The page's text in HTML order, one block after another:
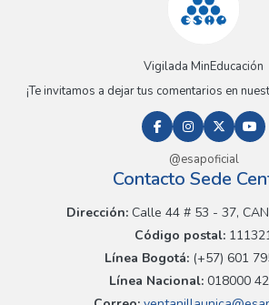
Vigilada MinEducación
¡Te invitamos a dejar tus comentarios en
@esapoficial
Contacto Sede
Dirección:Calle 44 # 53 - 37,
Código postal:
Línea Bogotá:(+57) 601
Línea Nacional: 018000